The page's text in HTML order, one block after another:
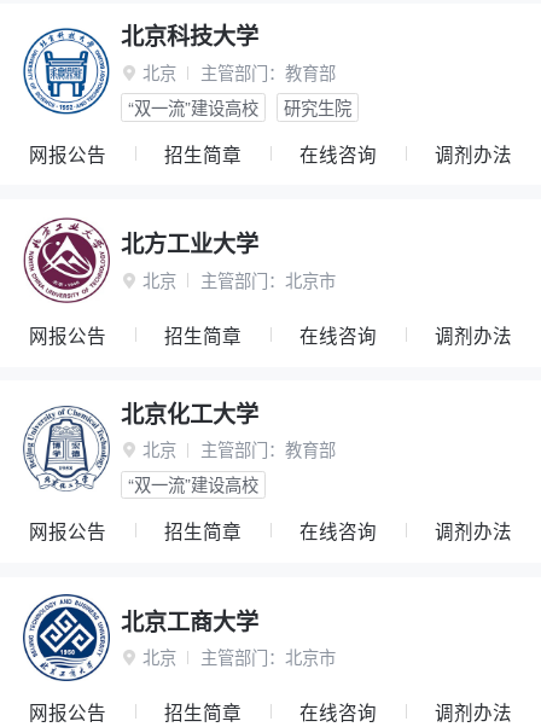
北京科技大学
 北京 主管部门： 教育部
“双一流”建设高校
研究生院
网报公告 招生简章 在线咨询 调剂办法
北方工业大学
 北京 主管部门： 北京市
网报公告 招生简章 在线咨询 调剂办法
北京化工大学
 北京 主管部门： 教育部
“双一流”建设高校
网报公告 招生简章 在线咨询 调剂办法
北京工商大学
 北京 主管部门： 北京市
网报公告 招生简章 在线咨询 调剂办法